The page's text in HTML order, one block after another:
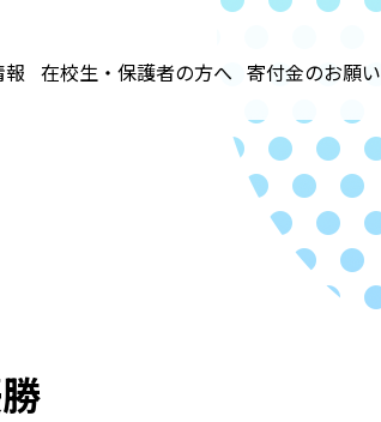
報 在校生・保護者の方へ 寄付金のお願い